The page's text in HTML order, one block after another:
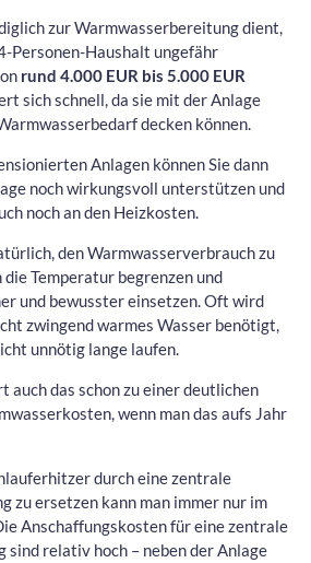
zur Warmwasserbereitung dient,
Personen-Haushalt ungefähr
rund 4.000 EUR bis 5.000 EUR
sich schnell, da sie mit der Anlage
decken können.
Anlagen können Sie dann
noch wirkungsvoll unterstützen und
noch an den Heizkosten.
den Warmwasserverbrauch zu
Temperatur begrenzen und
und bewusster einsetzen. Oft wird
zwingend warmes Wasser benötigt,
unnötig lange laufen.
auch das schon zu einer deutlichen
wenn man das aufs Jahr
durch eine zentrale
zu ersetzen kann man immer nur im
Anschaffungskosten für eine zentrale
relativ hoch – neben der Anlage